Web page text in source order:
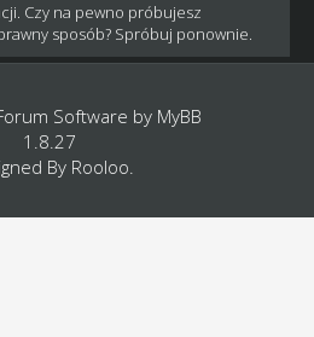
Czy na pewno próbujesz
sposób? Spróbuj ponownie.
Software by MyBB
1.8.27
By Rooloo.